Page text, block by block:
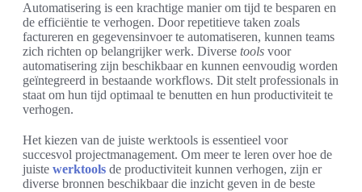
Automatisering is een krachtige manier om tijd te besparen en
de efficiëntie te verhogen. Door repetitieve taken zoals
factureren en gegevensinvoer te automatiseren, kunnen teams
zich richten op belangrijker werk. Diverse tools voor
automatisering zijn beschikbaar en kunnen eenvoudig worden
geïntegreerd in bestaande workflows. Dit stelt professionals in
staat om hun tijd optimaal te benutten en hun productiviteit te
verhogen.
Het kiezen van de juiste werktools is essentieel voor
succesvol projectmanagement. Om meer te leren over hoe de
juiste werktools de productiviteit kunnen verhogen, zijn er
diverse bronnen beschikbaar die inzicht geven in de beste